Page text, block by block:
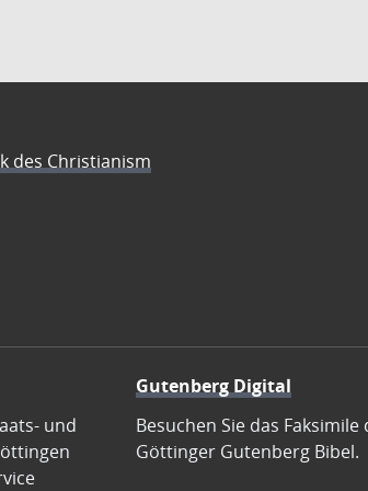
des Christianism
und
Gutenberg Digital
Besuchen Sie das Faksimile
Göttinger Gutenberg Bibel.